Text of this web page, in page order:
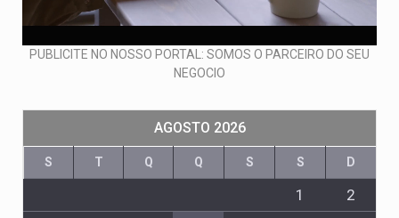
PUBLICITE NO NOSSO PORTAL: SOMOS O PARCEIRO DO SEU
NEGOCIO
AGOSTO 2026
S T Q Q S S D
1
2